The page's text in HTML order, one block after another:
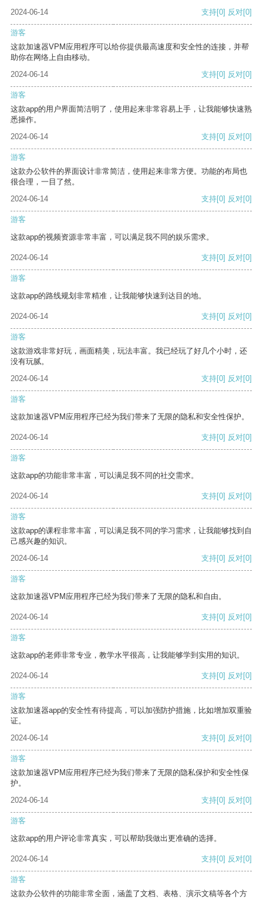
2024-06-14 支持[0] 反对[0]
游客
这款加速器VPM应用程序可以给你提供最高速度和安全性的连接，并帮
助你在网络上自由移动。
2024-06-14
支持[0] 反对[0]
游客
这款app的用户界面简洁明了，使用起来非常容易上手，让我能够快速熟
悉操作。
2024-06-14
支持[0] 反对[0]
游客
这款办公软件的界面设计非常简洁，使用起来非常方便。功能的布局也
很合理，一目了然。
2024-06-14
支持[0] 反对[0]
游客
这款app的视频资源非常丰富，可以满足我不同的娱乐需求。
2024-06-14 支持[0] 反对[0]
游客
这款app的路线规划非常精准，让我能够快速到达目的地。
2024-06-14 支持[0] 反对[0]
游客
这款游戏非常好玩，画面精美，玩法丰富。我已经玩了好几个小时，还
没有玩腻。
2024-06-14
支持[0] 反对[0]
游客
这款加速器VPM应用程序已经为我们带来了无限的隐私和安全性保护。
2024-06-14 支持[0] 反对[0]
游客
这款app的功能非常丰富，可以满足我不同的社交需求。
2024-06-14 支持[0] 反对[0]
游客
这款app的课程非常丰富，可以满足我不同的学习需求，让我能够找到自
己感兴趣的知识。
2024-06-14
支持[0] 反对[0]
游客
这款加速器VPM应用程序已经为我们带来了无限的隐私和自由。
2024-06-14 支持[0] 反对[0]
游客
这款app的老师非常专业，教学水平很高，让我能够学到实用的知识。
2024-06-14 支持[0] 反对[0]
游客
这款加速器app的安全性有待提高，可以加强防护措施，比如增加双重验
证。
2024-06-14
支持[0] 反对[0]
游客
这款加速器VPM应用程序已经为我们带来了无限的隐私保护和安全性保
护。
2024-06-14
支持[0] 反对[0]
游客
这款app的用户评论非常真实，可以帮助我做出更准确的选择。
2024-06-14 支持[0] 反对[0]
游客
这款办公软件的功能非常全面，涵盖了文档、表格、演示文稿等各个方